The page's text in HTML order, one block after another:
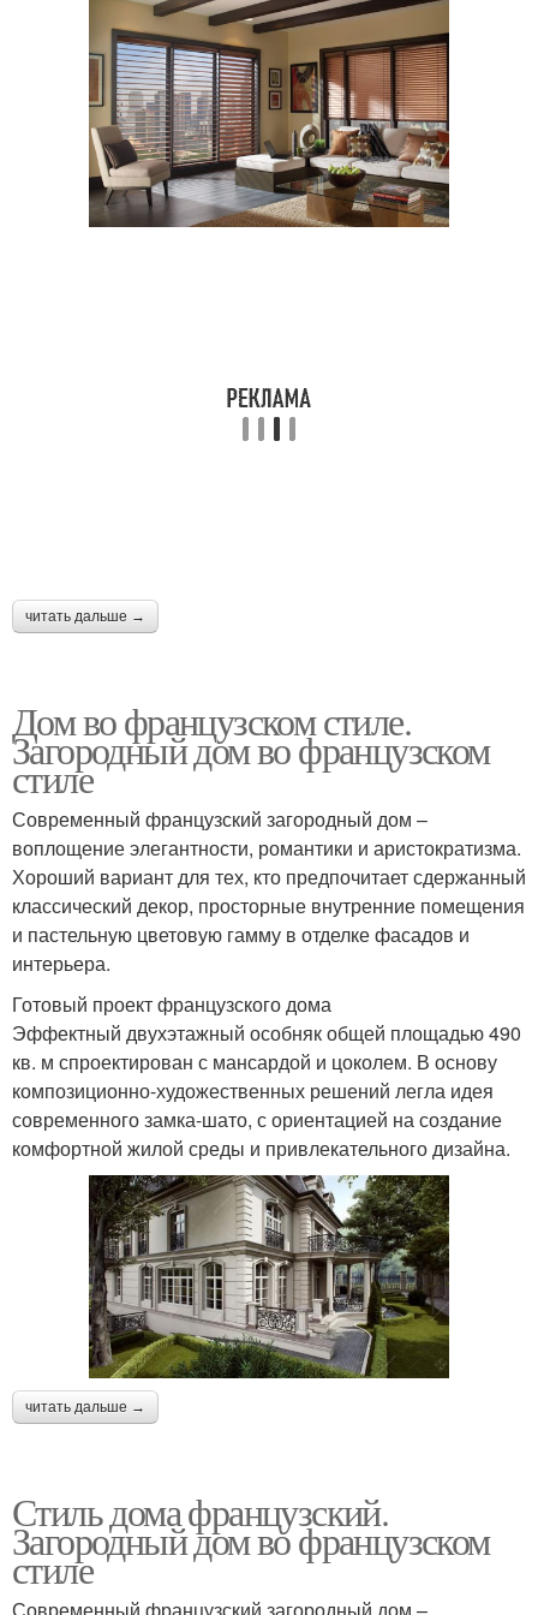
читать дальше →
Дом во французском стиле.
Загородный дом во французском
стиле
Современный французский загородный дом –
воплощение элегантности, романтики и аристократизма.
Хороший вариант для тех, кто предпочитает сдержанный
классический декор, просторные внутренние помещения
и пастельную цветовую гамму в отделке фасадов и
интерьера.
Готовый проект французского дома
Эффектный двухэтажный особняк общей площадью 490
кв. м спроектирован с мансардой и цоколем. В основу
композиционно-художественных решений легла идея
современного замка-шато, с ориентацией на создание
комфортной жилой среды и привлекательного дизайна.
читать дальше →
Стиль дома французский.
Загородный дом во французском
стиле